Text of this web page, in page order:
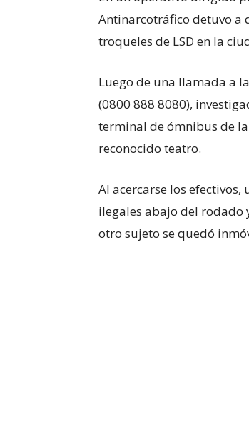
Antinarcotráfico detuvo a
troqueles de LSD en la
Luego de una llamada a
(0800 888 8080),
terminal de ómnibus de
reconocido teatro.
Al acercarse los
ilegales abajo del rodado
otro sujeto se quedó